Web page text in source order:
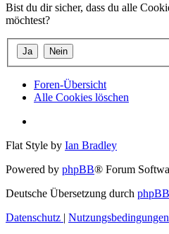
Bist du dir sicher, dass du alle
möchtest?
Foren-Übersicht
Alle Cookies löschen
Flat Style by Ian Bradley
Powered by phpBB® Forum
Deutsche Übersetzung durch
Datenschutz | Nutzungsbedingungen